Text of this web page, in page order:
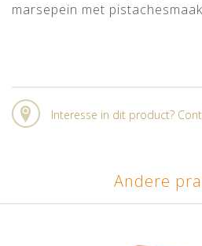
marsepein met
Interesse in dit product?
Andere